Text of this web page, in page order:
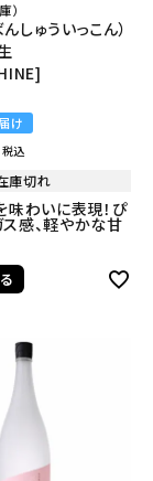
）
しゅういっこん）
け
税込
庫切れ
味わいに表現！ぴ
感、軽やかな甘